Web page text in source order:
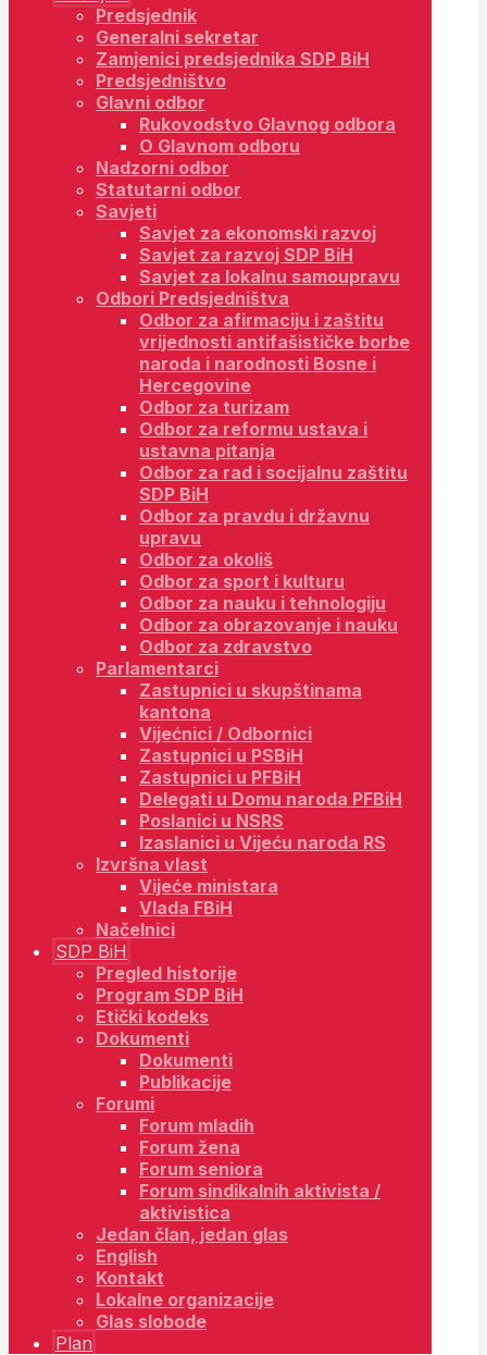
Predsjednik
Generalni sekretar
Zamjenici predsjednika SDP BiH
Predsjedništvo
Glavni odbor
Rukovodstvo Glavnog odbora
O Glavnom odboru
Nadzorni odbor
Statutarni odbor
Savjeti
Savjet za ekonomski razvoj
Savjet za razvoj SDP BiH
Savjet za lokalnu samoupravu
Odbori Predsjedništva
Odbor za afirmaciju i zaštitu
vrijednosti antifašističke borbe
naroda i narodnosti Bosne i
Hercegovine
Odbor za turizam
Odbor za reformu ustava i
ustavna pitanja
Odbor za rad i socijalnu zaštitu
SDP BiH
Odbor za pravdu i državnu
upravu
Odbor za okoliš
Odbor za sport i kulturu
Odbor za nauku i tehnologiju
Odbor za obrazovanje i nauku
Odbor za zdravstvo
Parlamentarci
Zastupnici u skupštinama
kantona
Vijećnici / Odbornici
Zastupnici u PSBiH
Zastupnici u PFBiH
Delegati u Domu naroda PFBiH
Poslanici u NSRS
Izaslanici u Vijeću naroda RS
Izvršna vlast
Vijeće ministara
Vlada FBiH
Načelnici
SDP BiH
Pregled historije
Program SDP BiH
Etički kodeks
Dokumenti
Dokumenti
Publikacije
Forumi
Forum mladih
Forum žena
Forum seniora
Forum sindikalnih aktivista /
aktivistica
Jedan član, jedan glas
English
Kontakt
Lokalne organizacije
Glas slobode
Plan